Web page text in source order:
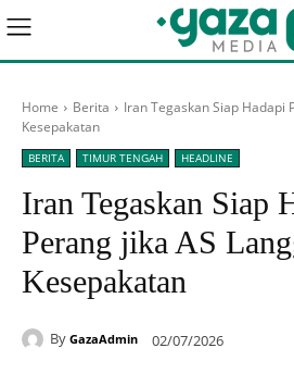
Home Berita
Iran Tegaskan Siap Hadapi
Kesepakatan
BERITA TIMUR TENGAH HEADLINE
Iran Tegaskan Siap
Perang jika AS
Kesepakatan
By GazaAdmin 02/07/2026